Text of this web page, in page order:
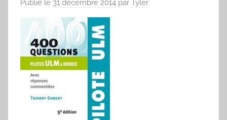
Publié le 31 décembre 2014 par Tyler